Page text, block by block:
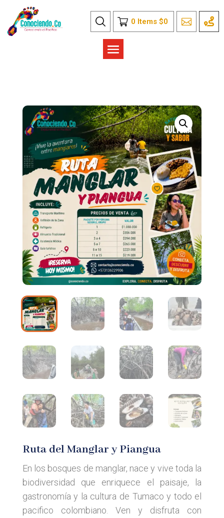
0 Items $0
Ruta del Manglar y Piangua
En los bosques de manglar, nace y vive toda la
biodiversidad que enriquece el paisaje, la
gastronomía y la cultura de Tumaco y todo el
pacifico colombiano. Ven y disfruta con